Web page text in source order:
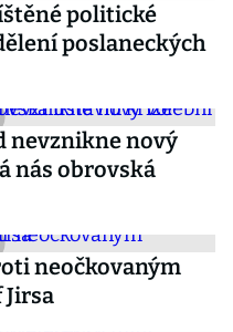
politické
poslaneckých
nevznikne nový
nás obrovská
neočkovaným